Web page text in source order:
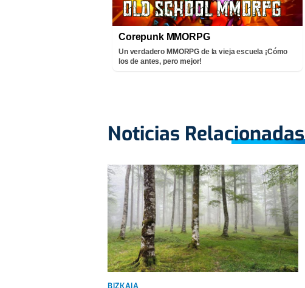
Corepunk MMORPG
Un verdadero MMORPG de la vieja escuela ¡Cómo
los de antes, pero mejor!
Noticias Relacionadas
BIZKAIA